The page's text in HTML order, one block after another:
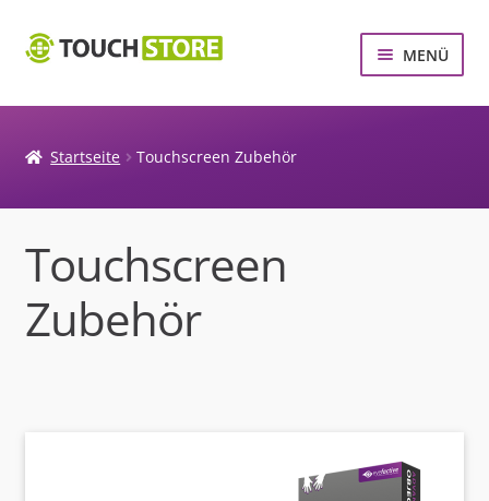
Zur
Zum
MENÜ
MULTITOUCH SCREENS
MULTITOUCH SYSTEME
Startseite Touchscreen Zubehör
Touchscreen
Zubehör